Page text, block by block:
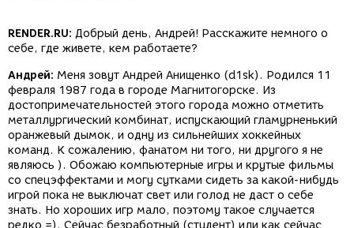
RENDER.RU: Добрый день, Андрей! Расскажите немного о
себе, где живете, кем работаете?
Андрей: Меня зовут Андрей Анищенко (d1sk). Родился 11
февраля 1987 года в городе Магнитогорске. Из
достопримечательностей этого города можно отметить
металлургический комбинат, испускающий гламурненький
оранжевый дымок, и одну из сильнейших хоккейных
команд. К сожалению, фанатом ни того, ни другого я не
являюсь ). Обожаю компьютерные игры и крутые фильмы
со спецэффектами и могу сутками сидеть за какой-нибудь
игрой пока не выключат свет или голод не даст о себе
знать. Но хороших игр мало, поэтому такое случается